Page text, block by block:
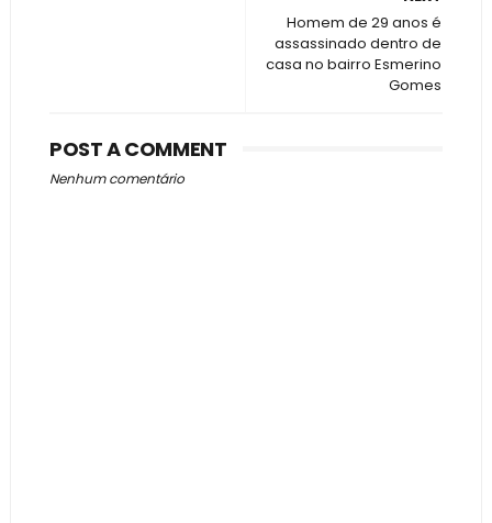
Homem de 29 anos é
assassinado dentro de
casa no bairro Esmerino
Gomes
POST A COMMENT
Nenhum comentário